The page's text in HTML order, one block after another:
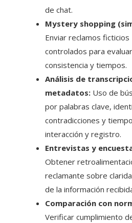
de chat.
Mystery shopping
Enviar reclamos ficticios
controlados para evaluar
consistencia y tiempos.
Análisis de
metadatos: Uso de
por palabras clave,
contradicciones y
interacción y registro.
Entrevistas y
Obtener
reclamante sobre
de la información
Comparación con
Verificar cumplimiento